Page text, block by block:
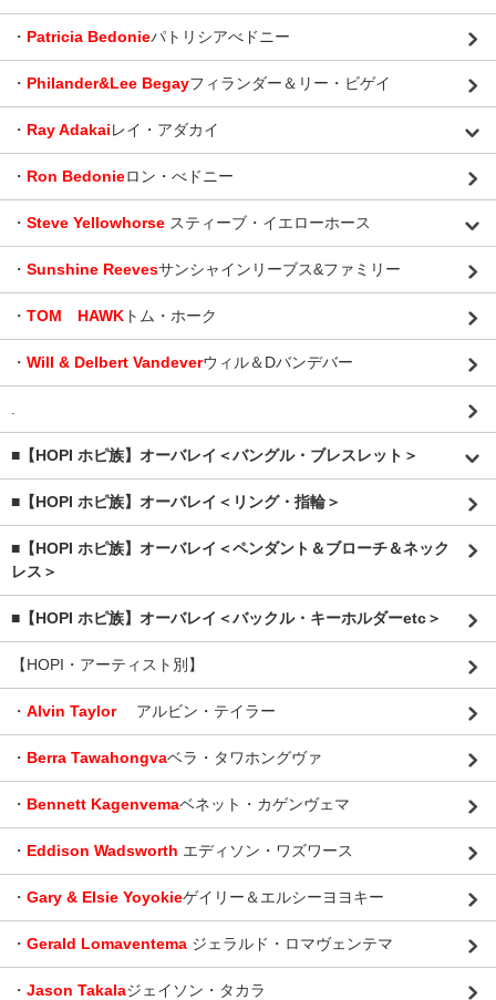
・ Patricia Bedonieパトリシアべドニー
・ Philander&Lee Begayフィランダー＆リー・ビゲイ
・ Ray Adakaiレイ・アダカイ
・ Ron Bedonieロン・べドニー
・ Steve Yellowhorse スティーブ・イエローホース
・ Sunshine Reevesサンシャインリーブス&ファミリー
・ TOM HAWK トム・ホーク
・ Will & Delbert Vandeverウィル＆Dバンデバー
■【HOPI ホピ族】オーバレイ＜バングル・ブレスレット＞
■【HOPI ホピ族】オーバレイ＜リング・指輪＞
■【HOPI ホピ族】オーバレイ＜ペンダント＆ブローチ＆ネック
レス＞
■【HOPI ホピ族】オーバレイ＜バックル・キーホルダーetc＞
【HOPI・アーティスト別】
・ Alvin Taylor アルビン・テイラー
・ Berra Tawahongvaベラ・タワホングヴァ
・ Bennett Kagenvemaベネット・カゲンヴェマ
・ Eddison Wadsworth エディソン・ワズワース
・ Gary & Elsie Yoyokieゲイリー＆エルシーヨヨキー
・ Gerald Lomaventema ジェラルド・ロマヴェンテマ
・ Jason Takalaジェイソン・タカラ